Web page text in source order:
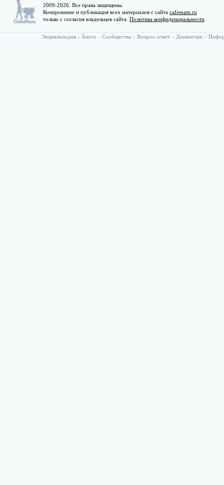
2009-2026. Все права защищены.
Копирование и публикация всех материалов с сайта cafemam.ru
только с согласия владельцев сайта. Политика конфиденциальности
Энциклопедия – Блоги – Сообщества – Вопрос-ответ – Дневнички –